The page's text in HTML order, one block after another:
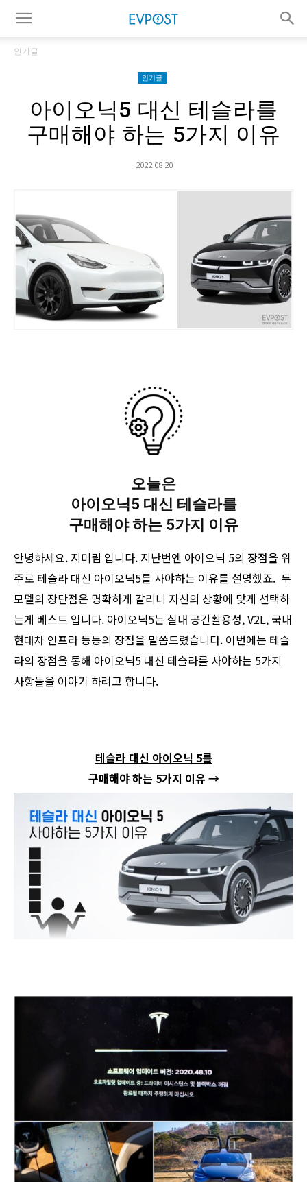
인기글
인기글
아이오닉5 대신 테슬라를
구매해야 하는 5가지 이유
2022.08.20
오늘은
아이오닉5 대신 테슬라를
구매해야 하는 5가지 이유
안녕하세요. 지미림 입니다. 지난번엔 아이오닉 5의 장점을 위
주로 테슬라 대신 아이오닉5를 사야하는 이유를 설명했죠. 두
모델의 장단점은 명확하게 갈리니 자신의 상황에 맞게 선택하
는게 베스트 입니다. 아이오닉5는 실내 공간활용성, V2L, 국내
현대차 인프라 등등의 장점을 말씀드렸습니다. 이번에는 테슬
라의 장점을 통해 아이오닉5 대신 테슬라를 사야하는 5가지
사항들을 이야기 하려고 합니다.
테슬라 대신 아이오닉 5를
구매해야 하는 5가지 이유 →